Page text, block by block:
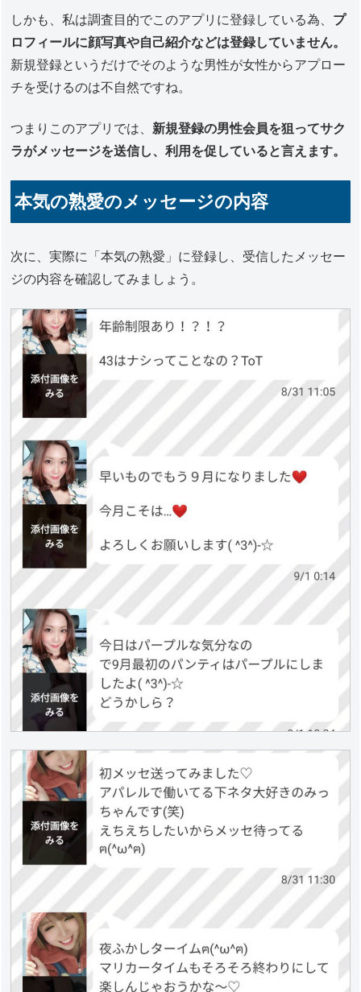
しかも、私は調査目的でこのアプリに登録している為、 プ
ロフィールに顔写真や自己紹介などは登録していません。
新規登録というだけでそのような男性が女性からアプロー
チを受けるのは不自然ですね。
つまりこのアプリでは、 新規登録の男性会員を狙ってサク
ラがメッセージを送信し、利用を促していると言えます。
本気の熟愛のメッセージの内容
次に、実際に「本気の熟愛」に登録し、受信したメッセー
ジの内容を確認してみましょう。